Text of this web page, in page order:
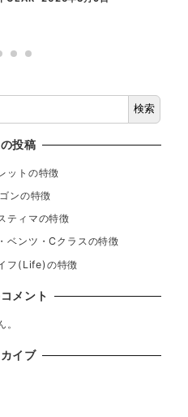
検索
投稿
ットの特徴
ンの特徴
ティマの特徴
ベンツ・Cクラスの特徴
フ(Life)の特徴
メント
イブ